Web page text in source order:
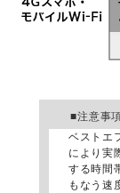
■注意事
ベストエ
により実
する時間
もなう速